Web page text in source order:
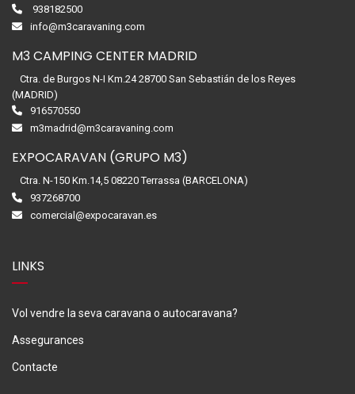
938182500
info@m3caravaning.com
M3 CAMPING CENTER MADRID
Ctra. de Burgos N-I Km.24 28700 San Sebastián de los Reyes
(MADRID)
916570550
m3madrid@m3caravaning.com
EXPOCARAVAN (GRUPO M3)
Ctra. N-150 Km.14,5 08220 Terrassa (BARCELONA)
937268700
comercial@expocaravan.es
LINKS
Vol vendre la seva caravana o autocaravana?
Assegurances
Contacte